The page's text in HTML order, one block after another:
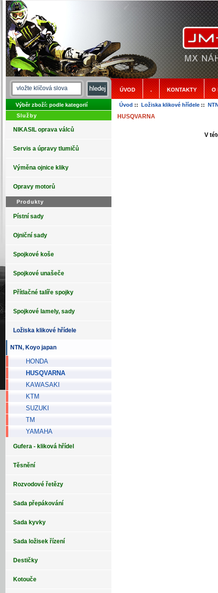
ÚVOD . KONTAKTY O
Výběr zboží: podle kategorií
Služby
NIKASIL oprava válců
Servis a úpravy tlumičů
Výměna ojnice kliky
Opravy motorů
Produkty
Pístní sady
Ojniční sady
Spojkové koše
Spojkové unašeče
Přítlačné talíře spojky
Spojkové lamely, sady
Ložiska klikové hřídele
NTN, Koyo japan
HONDA
HUSQVARNA
KAWASAKI
KTM
SUZUKI
TM
YAMAHA
Gufera - kliková hřídel
Těsnění
Rozvodové řetězy
Sada přepákování
Sada kyvky
Sada ložisek řízení
Destičky
Kotouče
Úvod :: Ložiska klikové hřídele::
HUSQVARNA
V